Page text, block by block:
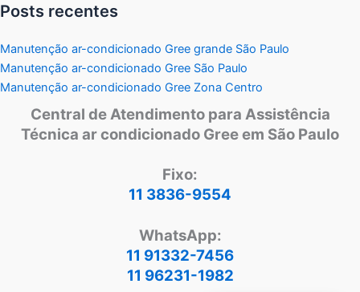
Posts recentes
Manutenção ar-condicionado Gree grande São Paulo
Manutenção ar-condicionado Gree São Paulo
Manutenção ar-condicionado Gree Zona Centro
Central de Atendimento para Assistência
Técnica ar condicionado Gree em São Paulo
Fixo:
11 3836-9554
WhatsApp:
11 91332-7456
11 96231-1982